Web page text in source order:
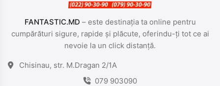
FANTASTIC.MD – este destinația ta online pentru
cumpărături sigure, rapide și plăcute, oferindu-ți tot ce ai
nevoie la un click distanță.
Chisinau, str. M.Dragan 2/1A
079 903090